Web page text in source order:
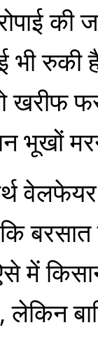
भी रुकी
खरीफ
भूखों
में
लेकिन